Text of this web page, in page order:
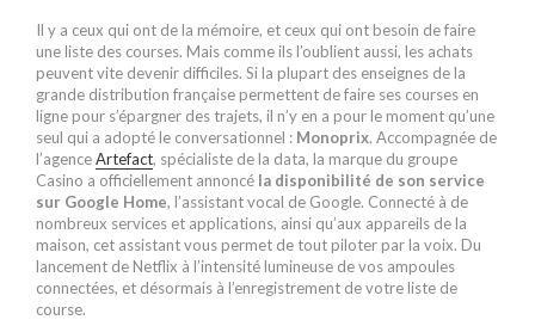
Il y a ceux qui ont de la mémoire, et ceux qui ont besoin de faire
une liste des courses. Mais comme ils l’oublient aussi, les achats
peuvent vite devenir difficiles. Si la plupart des enseignes de la
grande distribution française permettent de faire ses courses en
ligne pour s’épargner des trajets, il n’y en a pour le moment qu’une
seul qui a adopté le conversationnel : Monoprix. Accompagnée de
l’agenceArtefact, spécialiste de la data, la marque du groupe
Casino a officiellement annoncé la disponibilité de son service
sur Google Home, l’assistant vocal de Google. Connecté à de
nombreux services et applications, ainsi qu’aux appareils de la
maison, cet assistant vous permet de tout piloter par la voix. Du
lancement de Netflix à l’intensité lumineuse de vos ampoules
connectées, et désormais à l’enregistrement de votre liste de
course.